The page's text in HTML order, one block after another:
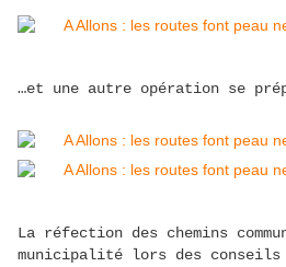
…et une autre opération se
La réfection des chemins
municipalité lors des conseils